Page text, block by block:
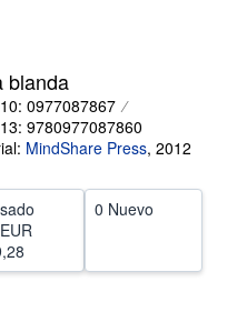
blanda
0977087867
9780977087860
MindShare Press, 2012
EUR
0 Nuevo